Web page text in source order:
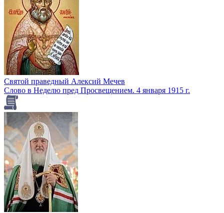
Святой праведный Алексий Мечев
Слово в Неделю пред Просвещением. 4 января 1915 г.